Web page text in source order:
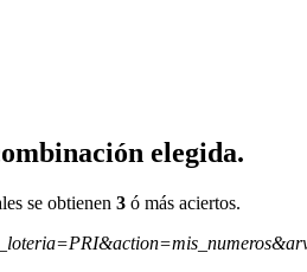
elegida.
se obtienen 3 ó más aciertos.